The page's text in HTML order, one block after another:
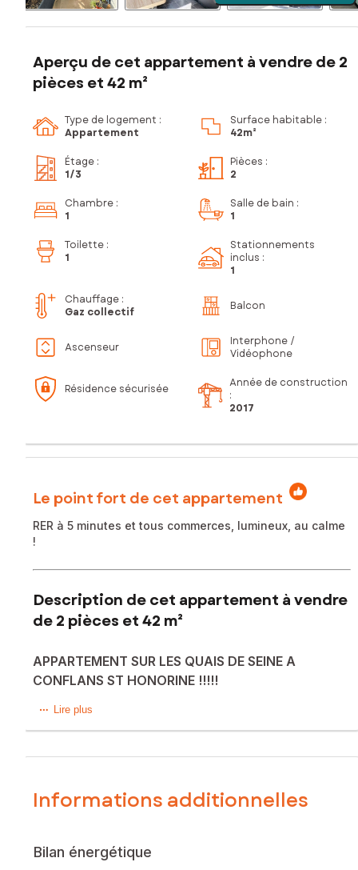
Aperçu de cet appartement à vendre de 2
pièces et 42 m²
Type de logement :
Appartement
Surface habitable :
42m²
Étage :
1/3
Pièces :
2
Chambre :
1
Salle de bain :
1
Toilette :
1
Stationnements
inclus :
1
Chauffage :
Gaz collectif
Balcon
Ascenseur
Interphone /
Vidéophone
Résidence sécurisée
Année de construction
:
2017
Le point fort de cet appartement
RER à 5 minutes et tous commerces, lumineux, au calme
!
Description de cet appartement à vendre
de 2 pièces et 42 m²
APPARTEMENT SUR LES QUAIS DE SEINE A
CONFLANS ST HONORINE !!!!!
Charmant 2 pièces lumineux – 42 m² – Bords de Seine,
Laissez-vous séduire par ce bel appartement de 42 m²,
idéalement situé sur les bords de Seine et à 5 minutes A
Son atout majeur ? Une luminosité exceptionnelle et un
Lire plus
Informations additionnelles
Bilan énergétique